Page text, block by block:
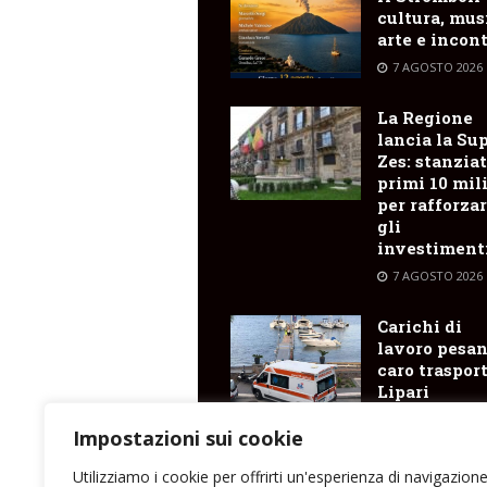
Impostazioni sui cookie
Utilizziamo i cookie per offrirti un'esperienza di navigazione
cultura,
arte e
7 AGOSTO 2026
La Regione
lancia la
Zes:
primi 10
per
gli
7 AGOSTO 2026
Carichi di
lavoro
caro
Lipari